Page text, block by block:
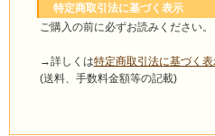
特定商取引法に基づく表示
ご購入の前に必ずお読みください。
→詳しくは特定商取引法に基づく表
(送料、手数料金額等の記載)